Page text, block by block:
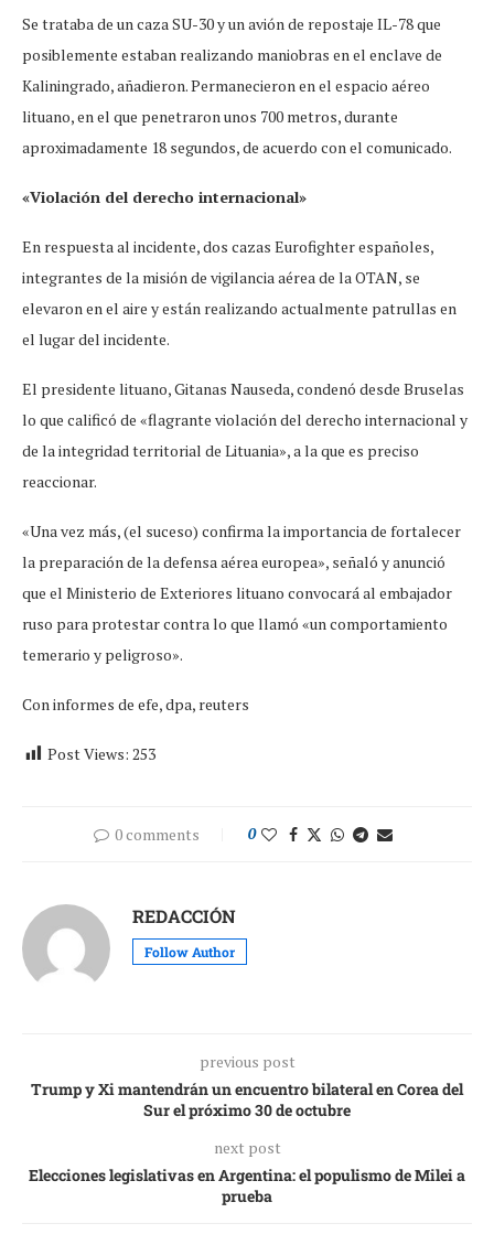
Se trataba de un caza SU-30 y un avión de repostaje IL-78 que
posiblemente estaban realizando maniobras en el enclave de
Kaliningrado, añadieron. Permanecieron en el espacio aéreo
lituano, en el que penetraron unos 700 metros, durante
aproximadamente 18 segundos, de acuerdo con el comunicado.
«Violación del derecho internacional»
En respuesta al incidente, dos cazas Eurofighter españoles,
integrantes de la misión de vigilancia aérea de la OTAN, se
elevaron en el aire y están realizando actualmente patrullas en
el lugar del incidente.
El presidente lituano, Gitanas Nauseda, condenó desde Bruselas
lo que calificó de «flagrante violación del derecho internacional y
de la integridad territorial de Lituania», a la que es preciso
reaccionar.
«Una vez más, (el suceso) confirma la importancia de fortalecer
la preparación de la defensa aérea europea», señaló y anunció
que el Ministerio de Exteriores lituano convocará al embajador
ruso para protestar contra lo que llamó «un comportamiento
temerario y peligroso».
Con informes de efe, dpa, reuters
Post Views: 253
0 comments 0
REDACCIÓN
Follow Author
previous post
Trump y Xi mantendrán un encuentro bilateral en Corea del
Sur el próximo 30 de octubre
next post
Elecciones legislativas en Argentina: el populismo de Milei a
prueba